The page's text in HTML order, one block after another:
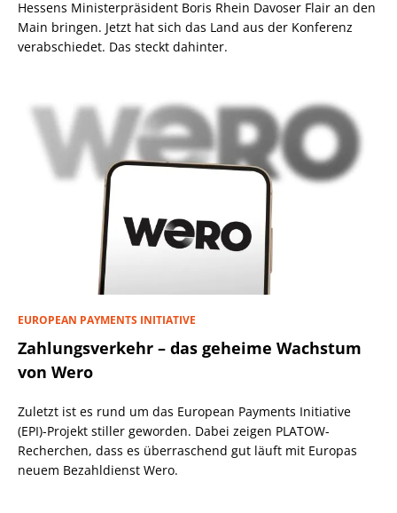
Hessens Ministerpräsident Boris Rhein Davoser Flair an den
Main bringen. Jetzt hat sich das Land aus der Konferenz
verabschiedet. Das steckt dahinter.
EUROPEAN PAYMENTS INITIATIVE
Zahlungsverkehr – das geheime Wachstum
von Wero
Zuletzt ist es rund um das European Payments Initiative
(EPI)-Projekt stiller geworden. Dabei zeigen PLATOW-
Recherchen, dass es überraschend gut läuft mit Europas
neuem Bezahldienst Wero.